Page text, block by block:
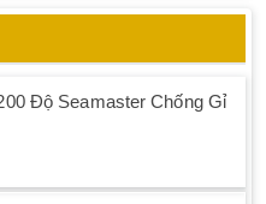
Độ Seamaster Chống Gỉ